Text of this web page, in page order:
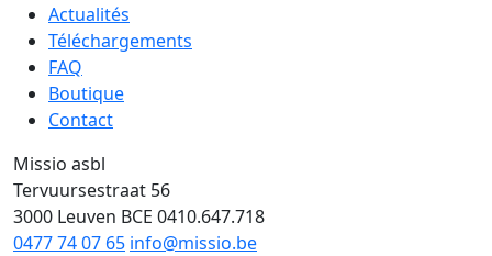
Actualités
Téléchargements
FAQ
Boutique
Contact
Missio asbl
Tervuursestraat 56
3000 Leuven BCE 0410.647.718
0477 74 07 65 info@missio.be